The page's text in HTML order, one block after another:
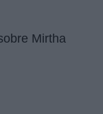
Mirtha